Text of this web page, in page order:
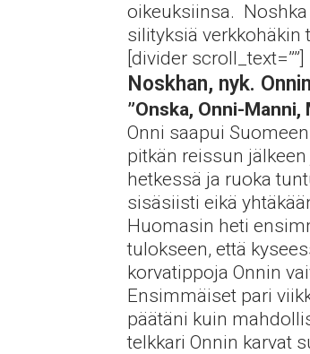
oikeuksiinsa.
silityksiä verkkohäkin
[divider scroll_text=””]
Noskhan, nyk.
”Onska, Onni-Manni,
Onni saapui
pitkän reissun
hetkessä ja ruoka
sisäsiisti eikä
Huomasin heti
tulokseen, että
korvatippoja Onnin
Ensimmäiset pari
päätäni kuin
telkkari Onnin karvat